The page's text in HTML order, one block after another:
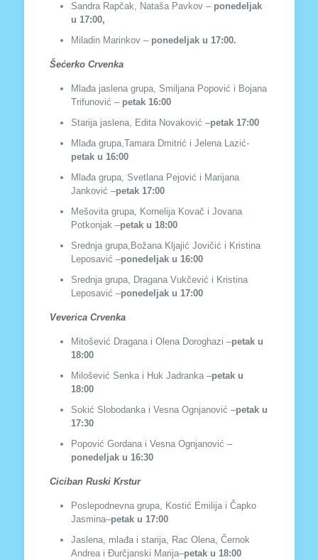
Sandra Rapčak, Nataša Pavkov – ponedeljak
u 17:00,
Miladin Marinkov – ponedeljak u 17:00.
Šećerko Crvenka
Mlađa jaslena grupa, Smiljana Popović i Bojana
Trifunović – petak 16:00
Starija jaslena, Edita Novaković –petak 17:00
Mlađa grupa,Tamara Dmitrić i Jelena Lazić-
petak u 16:00
Mlađa grupa, Svetlana Pejović i Marijana
Janković –petak 17:00
Mešovita grupa, Kornelija Kovač i Jovana
Potkonjak –petak u 18:00
Srednja grupa,Božana Kljajić Jovičić i Kristina
Leposavić –ponedeljak u 16:00
Srednja grupa, Dragana Vukčević i Kristina
Leposavić –ponedeljak u 17:00
Veverica Crvenka
Mitošević Dragana i Olena Doroghazi –petak u
18:00
Milošević Senka i Huk Jadranka –petak u
18:00
Sokić Slobodanka i Vesna Ognjanović –petak u
17:30
Popović Gordana i Vesna Ognjanović –
ponedeljak u 16:30
Ciciban Ruski Krstur
Poslepodnevna grupa, Kostić Emilija i Čapko
Jasmina–petak u 17:00
Jaslena, mlađa i starija, Rac Olena, Černok
Andrea i Đurčjanski Marija–petak u 18:00